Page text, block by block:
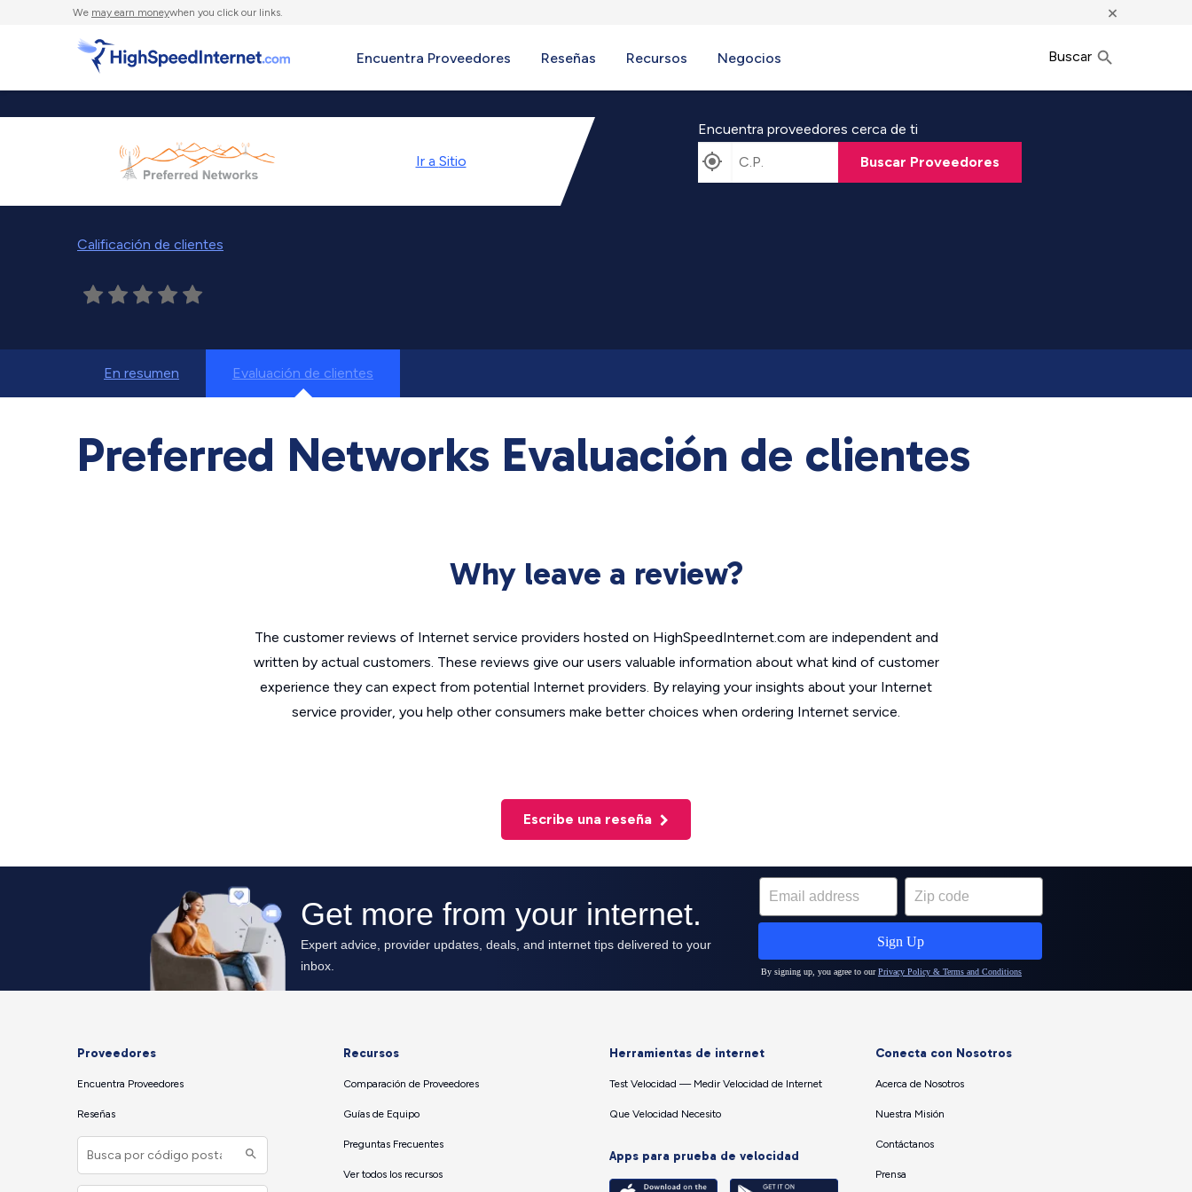
We may earn moneywhen you click our links. ×
Encuentra Proveedores Reseñas Recursos Negocios Buscar
Ir a Sitio
Calificación de clientes
Encuentra proveedores cerca de ti
Buscar Proveedores
En resumen Evaluación de clientes
Preferred Networks Evaluación de clientes
Why leave a review?
The customer reviews of Internet service providers hosted on HighSpeedInternet.com are independent and
written by actual customers. These reviews give our users valuable information about what kind of customer
experience they can expect from potential Internet providers. By relaying your insights about your Internet
service provider, you help other consumers make better choices when ordering Internet service.
Escribe una reseña
Proveedores
Encuentra Proveedores
Reseñas
Recursos
Comparación de Proveedores
Guías de Equipo
Preguntas Frecuentes
Ver todos los recursos
Herramientas de internet
Test Velocidad — Medir Velocidad de Internet
Que Velocidad Necesito
Apps para prueba de velocidad
Conecta con Nosotros
Acerca de Nosotros
Nuestra Misión
Contáctanos
Prensa